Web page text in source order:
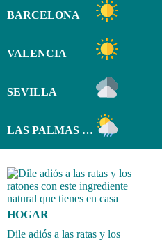
BARCELONA
VALENCIA
SEVILLA
LAS PALMAS DE GRAN CANARIA
HOGAR
Dile adiós a las ratas y los